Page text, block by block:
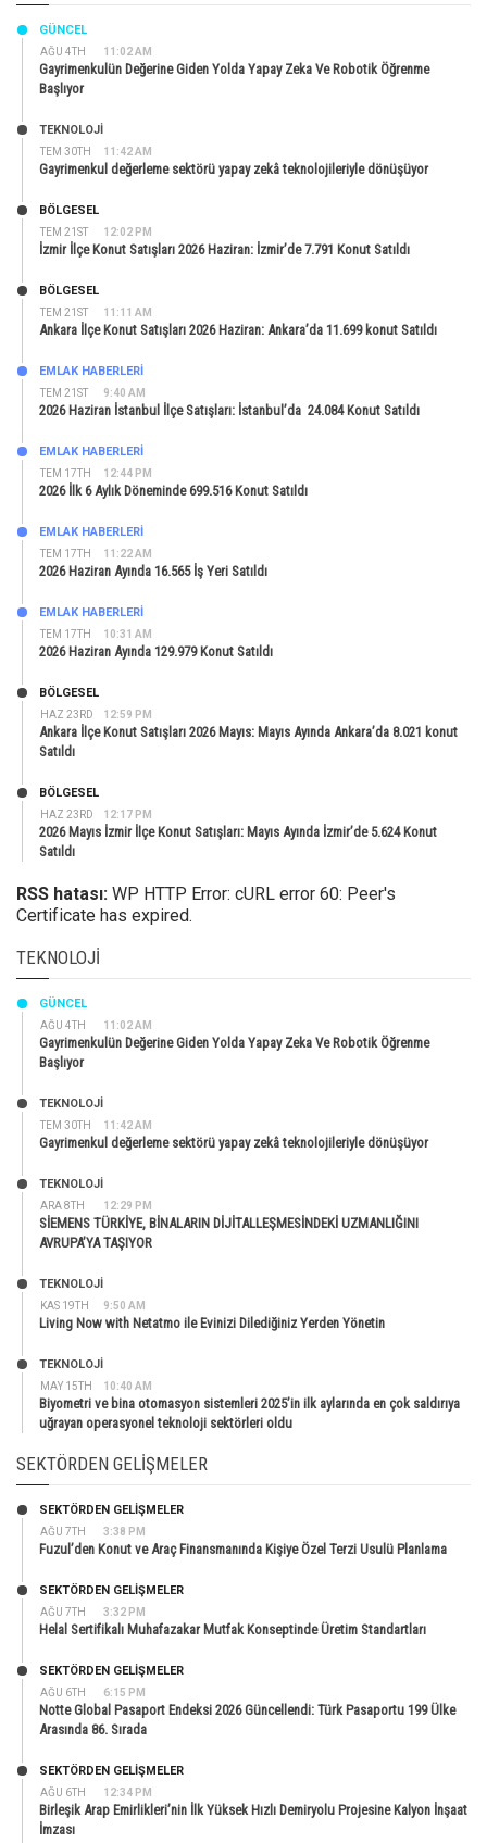
AĞU 4TH 11:02 AM
GÜNCEL
Gayrimenkulün Değerine Giden Yolda Yapay Zeka Ve Robotik Öğrenme
Başlıyor
TEM 30TH 11:42 AM
TEKNOLOJİ
Gayrimenkul değerleme sektörü yapay zekâ teknolojileriyle dönüşüyor
TEM 21ST 12:02 PM
BÖLGESEL
İzmir İlçe Konut Satışları 2026 Haziran: İzmir’de 7.791 Konut Satıldı
TEM 21ST 11:11 AM
BÖLGESEL
Ankara İlçe Konut Satışları 2026 Haziran: Ankara’da 11.699 konut Satıldı
TEM 21ST 9:40 AM
EMLAK HABERLERI
2026 Haziran İstanbul İlçe Satışları: İstanbul’da 24.084 Konut Satıldı
TEM 17TH 12:44 PM
EMLAK HABERLERI
2026 İlk 6 Aylık Döneminde 699.516 Konut Satıldı
TEM 17TH 11:22 AM
EMLAK HABERLERI
2026 Haziran Ayında 16.565 İş Yeri Satıldı
TEM 17TH 10:31 AM
EMLAK HABERLERI
2026 Haziran Ayında 129.979 Konut Satıldı
HAZ 23RD 12:59 PM
BÖLGESEL
Ankara İlçe Konut Satışları 2026 Mayıs: Mayıs Ayında Ankara’da 8.021 konut
Satıldı
HAZ 23RD 12:17 PM
BÖLGESEL
2026 Mayıs İzmir İlçe Konut Satışları: Mayıs Ayında İzmir’de 5.624 Konut
Satıldı
RSS hatası: WP HTTP Error: cURL error 60: Peer's
Certificate has expired.
TEKNOLOJI
AĞU 4TH 11:02 AM
GÜNCEL
Gayrimenkulün Değerine Giden Yolda Yapay Zeka Ve Robotik Öğrenme
Başlıyor
TEM 30TH 11:42 AM
TEKNOLOJİ
Gayrimenkul değerleme sektörü yapay zekâ teknolojileriyle dönüşüyor
ARA 8TH 12:29 PM
TEKNOLOJİ
SİEMENS TÜRKİYE, BİNALARIN DİJİTALLEŞMESİNDEKİ UZMANLIĞINI
AVRUPA’YA TAŞIYOR
KAS 19TH 9:50 AM
TEKNOLOJİ
Living Now with Netatmo ile Evinizi Dilediğiniz Yerden Yönetin
MAY 15TH 10:40 AM
TEKNOLOJİ
Biyometri ve bina otomasyon sistemleri 2025’in ilk aylarında en çok saldırıya
uğrayan operasyonel teknoloji sektörleri oldu
SEKTÖRDEN GELIŞMELER
AĞU 7TH 3:38 PM
SEKTÖRDEN GELIŞMELER
Fuzul’den Konut ve Araç Finansmanında Kişiye Özel Terzi Usulü Planlama
AĞU 7TH 3:32 PM
SEKTÖRDEN GELIŞMELER
Helal Sertifikalı Muhafazakar Mutfak Konseptinde Üretim Standartları
AĞU 6TH 6:15 PM
SEKTÖRDEN GELIŞMELER
Notte Global Pasaport Endeksi 2026 Güncellendi: Türk Pasaportu 199 Ülke
Arasında 86. Sırada
AĞU 6TH 12:34 PM
SEKTÖRDEN GELIŞMELER
Birleşik Arap Emirlikleri’nin İlk Yüksek Hızlı Demiryolu Projesine Kalyon İnşaat
İmzası